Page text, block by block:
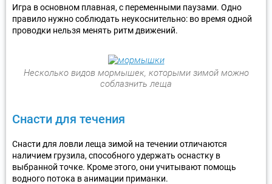
Игра в основном плавная, с переменными паузами. Одно
правило нужно соблюдать неукоснительно: во время одной
проводки нельзя менять ритм движений.
Несколько видов мормышек, которыми зимой можно
соблазнить леща
Снасти для течения
Снасти для ловли леща зимой на течении отличаются
наличием грузила, способного удержать оснастку в
выбранной точке. Кроме этого, они учитывают помощь
водного потока в анимации приманки.